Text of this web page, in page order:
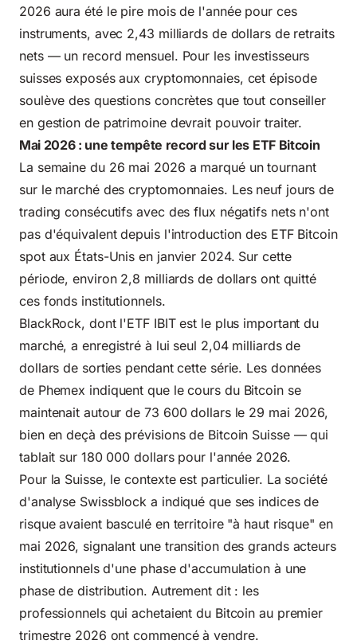
2026 aura été le pire mois de l'année pour ces
instruments, avec 2,43 milliards de dollars de retraits
nets — un record mensuel. Pour les investisseurs
suisses exposés aux cryptomonnaies, cet épisode
soulève des questions concrètes que tout conseiller
en gestion de patrimoine devrait pouvoir traiter.
Mai 2026 : une tempête record sur les ETF Bitcoin
La semaine du 26 mai 2026 a marqué un tournant
sur le marché des cryptomonnaies. Les neuf jours de
trading consécutifs avec des flux négatifs nets n'ont
pas d'équivalent depuis l'introduction des ETF Bitcoin
spot aux États-Unis en janvier 2024. Sur cette
période, environ 2,8 milliards de dollars ont quitté
ces fonds institutionnels.
BlackRock, dont l'ETF IBIT est le plus important du
marché, a enregistré à lui seul 2,04 milliards de
dollars de sorties pendant cette série. Les données
de Phemex indiquent que le cours du Bitcoin se
maintenait autour de 73 600 dollars le 29 mai 2026,
bien en deçà des prévisions de Bitcoin Suisse — qui
tablait sur 180 000 dollars pour l'année 2026.
Pour la Suisse, le contexte est particulier. La société
d'analyse Swissblock a indiqué que ses indices de
risque avaient basculé en territoire "à haut risque" en
mai 2026, signalant une transition des grands acteurs
institutionnels d'une phase d'accumulation à une
phase de distribution. Autrement dit : les
professionnels qui achetaient du Bitcoin au premier
trimestre 2026 ont commencé à vendre.